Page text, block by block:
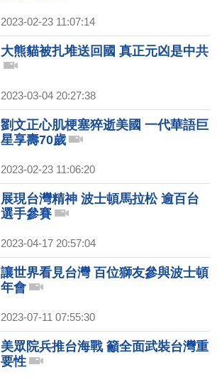
2023-02-23 11:07:14
大熊貓被扎堆送回國 真正元凶是中共
2023-03-04 20:27:38
劉文正心肌梗塞猝逝美國 一代華語巨
星享壽70歲
2023-02-23 11:06:20
展現台灣精神 波士頓馬拉松 逾百台
選手參賽
2023-04-17 20:57:04
讓世界看見台灣 百位獅友參與波士頓
年會
2023-07-11 07:55:30
美眾院兵推台海戰 籲全面武裝台灣重
要性